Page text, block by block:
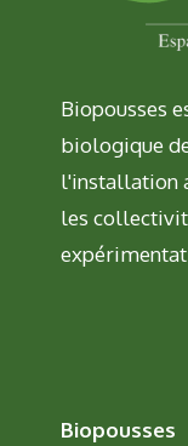
Biopousses
biologique
l'installation
les
Biopousses